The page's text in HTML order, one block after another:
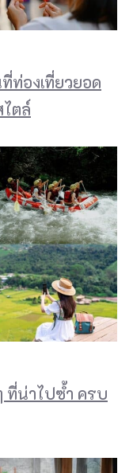
ท่องเที่ยวยอด
ตล์
ที่น่าไปซ้ำ ครบ